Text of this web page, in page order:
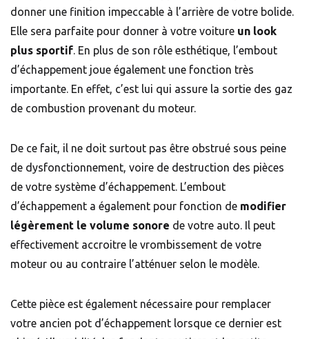
donner une finition impeccable à l’arrière de votre bolide.
Elle sera parfaite pour donner à votre voiture un look
plus sportif. En plus de son rôle esthétique, l’embout
d’échappement joue également une fonction très
importante. En effet, c’est lui qui assure la sortie des gaz
de combustion provenant du moteur.
De ce fait, il ne doit surtout pas être obstrué sous peine
de dysfonctionnement, voire de destruction des pièces
de votre système d’échappement. L’embout
d’échappement a également pour fonction de modifier
légèrement le volume sonore de votre auto. Il peut
effectivement accroitre le vrombissement de votre
moteur ou au contraire l’atténuer selon le modèle.
Cette pièce est également nécessaire pour remplacer
votre ancien pot d’échappement lorsque ce dernier est